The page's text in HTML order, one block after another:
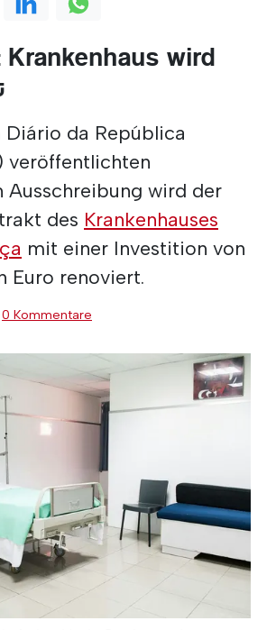
wird
da República
veröffentlichten
Ausschreibung wird der
des
Euro renoviert.